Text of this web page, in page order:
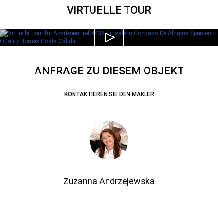
VIRTUELLE TOUR
ANFRAGE ZU DIESEM OBJEKT
KONTAKTIEREN SIE DEN MAKLER
Zuzanna Andrzejewska